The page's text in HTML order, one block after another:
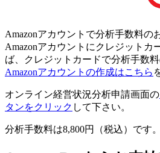
Amazonアカウントで分析手数料の
Amazonアカウントにクレジットカ
ば、クレジットカードで分析手数
Amazonアカウントの作成はこちら
オンライン経営状況分析申請画面の
タンをクリック して下さい。
分析手数料は8,800円（税込） です。